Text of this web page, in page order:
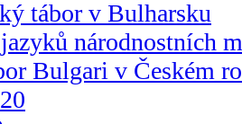
tábor v Bulharsku
národnostních
Bulgari v Českém